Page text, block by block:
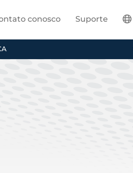
conosco Suporte